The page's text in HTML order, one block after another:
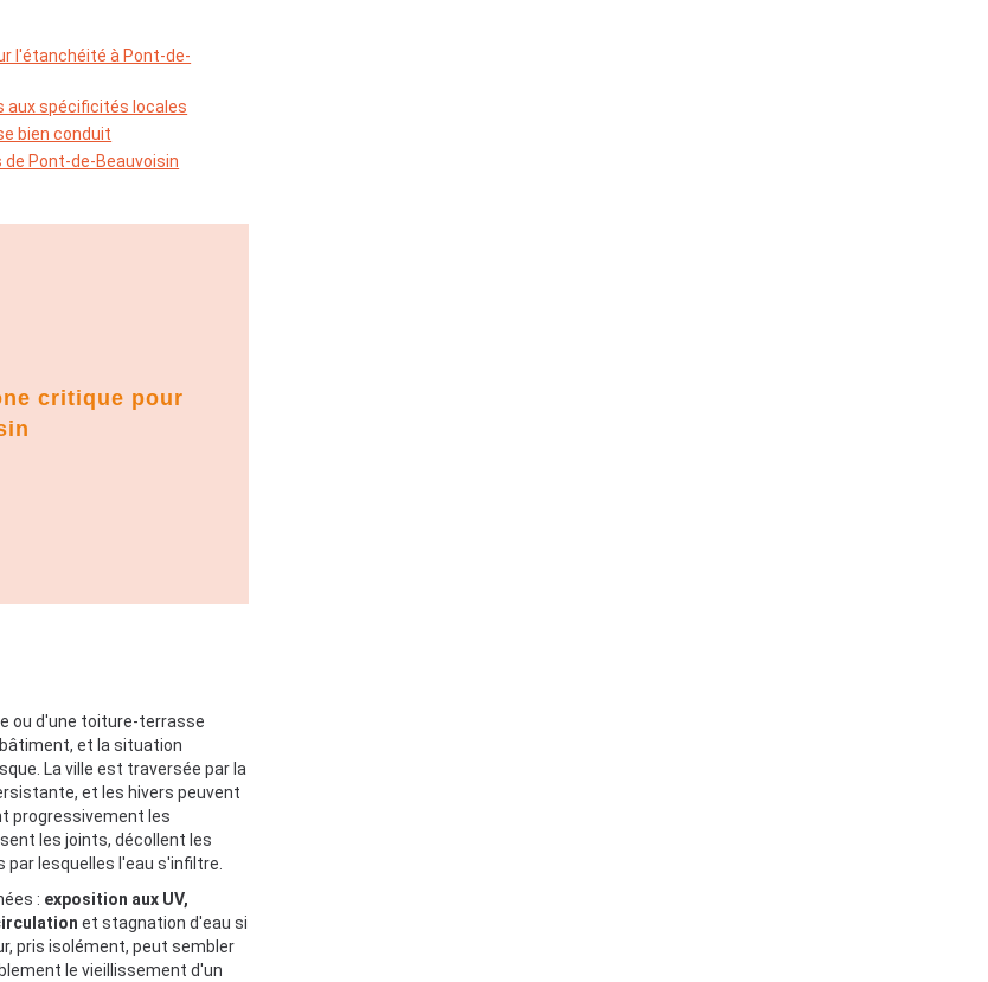
l'étanchéité à Pont-de-
aux spécificités locales
bien conduit
Pont-de-Beauvoisin
critique pour
ou d'une toiture-terrasse
et la situation
La ville est traversée par la
et les hivers peuvent
progressivement les
les joints, décollent les
lesquelles l'eau s'infiltre.
: exposition aux UV,
et stagnation d'eau si
pris isolément, peut sembler
le vieillissement d'un